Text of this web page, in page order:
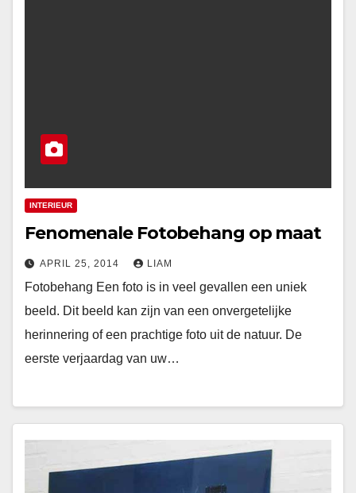
INTERIEUR
Fenomenale Fotobehang op maat
APRIL 25, 2014 LIAM
Fotobehang Een foto is in veel gevallen een uniek
beeld. Dit beeld kan zijn van een onvergetelijke
herinnering of een prachtige foto uit de natuur. De
eerste verjaardag van uw…